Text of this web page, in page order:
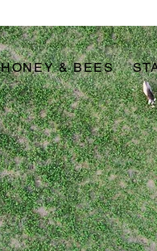
HONEY & BEES